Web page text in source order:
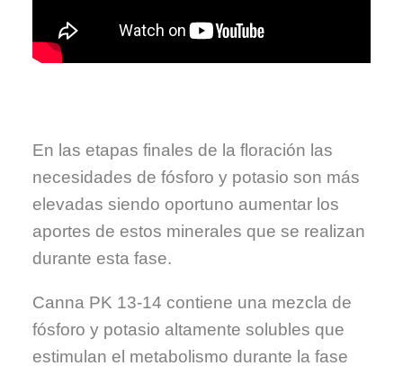
En las etapas finales de la floración las
necesidades de fósforo y potasio son más
elevadas siendo oportuno aumentar los
aportes de estos minerales que se realizan
durante esta fase.
Canna PK 13-14 contiene una mezcla de
fósforo y potasio altamente solubles que
estimulan el metabolismo durante la fase